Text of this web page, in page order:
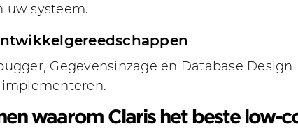
uw systeem.
Gegevensinzage en Database
waarom Claris het beste